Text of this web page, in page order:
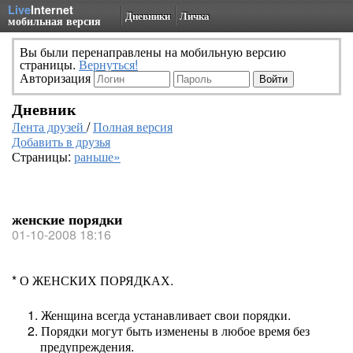
LiveInternet
мобильная версия Дневники Личка
Вы были перенаправлены на мобильную версию
страницы. Вернуться!
Авторизация
Дневник
Лента друзей /Полная версия
Добавить в друзья
Страницы: раньше»
женские порядки
01-10-2008 18:16
* О ЖЕНСКИХ ПОРЯДКАХ.
1. Женщина всегда устанавливает свои порядки.
2. Порядки могут быть изменены в любое время без
предупреждения.